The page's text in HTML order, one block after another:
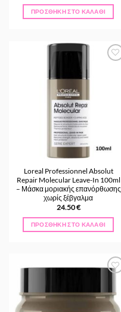
ΠΡΟΣΘΉΚΗ ΣΤΟ ΚΑΛΆΘΙ
Loreal Professionnel Absolut
Repair Molecular Leave-In 100ml
– Μάσκα μοριακής επανόρθωσης
χωρίς ξέβγαλμα
24.50€
ΠΡΟΣΘΉΚΗ ΣΤΟ ΚΑΛΆΘΙ
Αγαπημένα